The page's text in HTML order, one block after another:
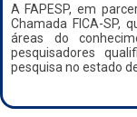
A FAPESP, em
Chamada FICA-SP,
áreas do
pesquisadores
pesquisa no estado